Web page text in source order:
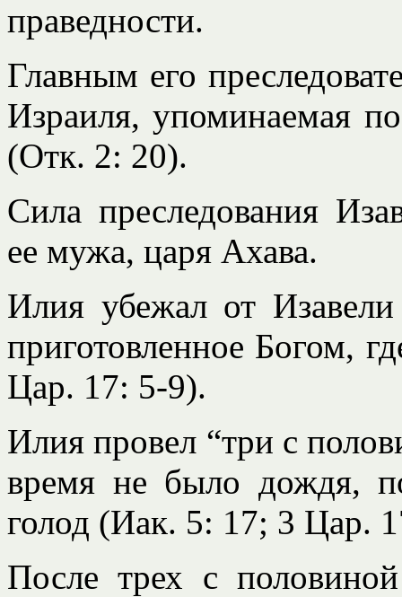
праведности.
Главным его
Израиля, упоминаемая
(Отк. 2: 20).
Сила преследования
ее мужа, царя Ахава.
Илия убежал от
приготовленное Богом,
Цар. 17: 5-9).
Илия провел “три с
время не было дождя,
голод (Иак. 5: 17; 3 Цар.
После трех с